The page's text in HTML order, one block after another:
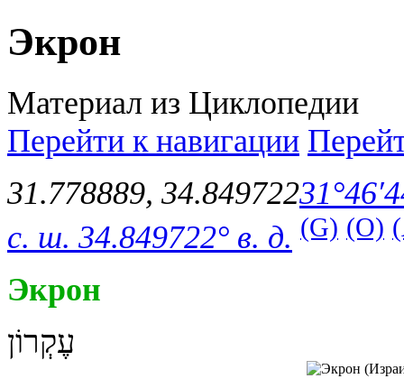
Экрон
Материал из Циклопедии
Перейти к навигации
31.778889, 34.849722
с. ш. 34.849722° в. д. (G) (O)
Экрон
עֶקְרוֹן